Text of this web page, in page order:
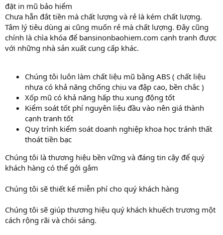
đặt in mũ bảo hiểm
Chưa hẵn đắt tiền mà chất lượng và rẻ là kém chất lượng.
Tâm lý tiêu dùng ai cũng muốn rẻ mà chất lượng. Đây cũng
chính là chìa khóa để bansinonbaohiem.com cạnh tranh được
với những nhà sản xuất cung cấp khác.
Chúng tôi luôn làm chất liệu mũ bằng ABS ( chất liệu
nhựa có khả năng chống chịu va đập cao, bền chắc )
Xốp mũ có khả năng hấp thu xung động tốt
Kiểm soát tốt phí nguyên liệu đầu vào nên giá thành
cạnh tranh tốt
Quy trình kiểm soát doanh nghiệp khoa học tránh thất
thoát tiền bạc
Chúng tôi là thương hiệu bền vững và đáng tin cậy để quý
khách hàng có thể gởi gắm
Chúng tôi sẽ thiết kế miễn phí cho quý khách hàng
Chúng tôi sẽ giúp thương hiệu quý khách khuếch trương một
cách rộng rãi và chói sáng.